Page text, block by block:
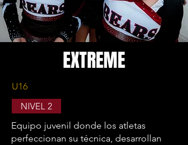
EXTREME
U16
NIVEL 2
Equipo juvenil donde los atletas
perfeccionan su técnica, desarrollan